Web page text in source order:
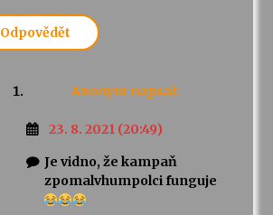
Odpovědět
Anonym napsal:
23. 8. 2021 (20:49)
Je vidno, že kampaň
zpomalvhumpolci funguje